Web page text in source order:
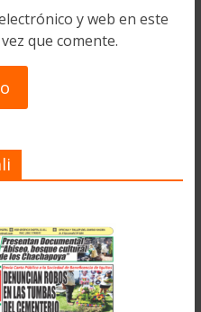
y web en este
que comente.